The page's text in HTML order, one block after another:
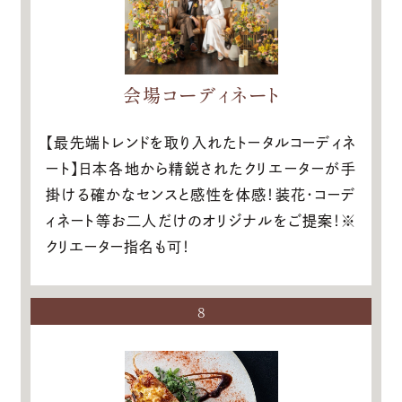
会場コーディネート
【最先端トレンドを取り入れたトータルコーディネ
ート】日本各地から精鋭されたクリエーターが手
掛ける確かなセンスと感性を体感！装花・コーデ
ィネート等お二人だけのオリジナルをご提案！※
クリエーター指名も可！
8